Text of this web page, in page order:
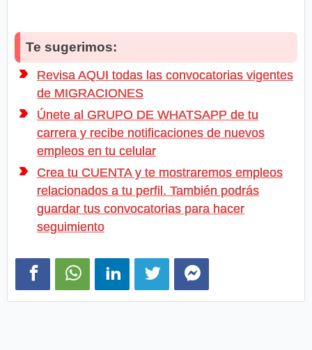
Te sugerimos:
Revisa AQUI todas las convocatorias vigentes
de MIGRACIONES
Únete al GRUPO DE WHATSAPP de tu
carrera y recibe notificaciones de nuevos
empleos en tu celular
Crea tu CUENTA y te mostraremos empleos
relacionados a tu perfil. También podrás
guardar tus convocatorias para hacer
seguimiento